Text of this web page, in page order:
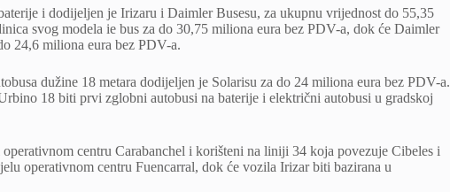
i dodijeljen je Irizaru i Daimler Busesu, za ukupnu vrijednost do 55,35
svog modela ie bus za do 30,75 miliona eura bez PDV-a, dok će Daimler
24,6 miliona eura bez PDV-a.
dužine 18 metara dodijeljen je Solarisu za do 24 miliona eura bez PDV-a.
18 biti prvi zglobni autobusi na baterije i električni autobusi u gradskoj
centru Carabanchel i korišteni na liniji 34 koja povezuje Cibeles i
operativnom centru Fuencarral, dok će vozila Irizar biti bazirana u